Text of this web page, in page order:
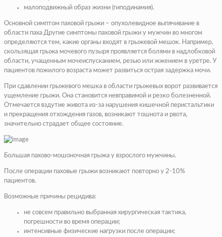
малоподвижный образ жизни (гиподинамия).
Основной симптом паховой грыжи – опухолевидное выпячивание в
области паха Другие симптомы паховой грыжи у мужчин во многом
определяются тем, какие органы входят в грыжевой мешок. Например,
скользящая грыжа мочевого пузыря проявляется болями в надлобковой
области, учащенным мочеиспусканием, резью или жжением в уретре. У
пациентов пожилого возраста может развиться острая задержка мочи.
При сдавлении грыжевого мешка в области грыжевых ворот развивается
ущемление грыжи. Она становится невправимой и резко болезненной.
Отмечается вздутие живота из-за нарушения кишечной перистальтики
и прекращения отхождения газов, возникают тошнота и рвота,
значительно страдает общее состояние.
Большая пахово-мошоночная грыжа у взрослого мужчины.
После операции паховые грыжи возникают повторно у 2-10%
пациентов.
Возможные причины рецидива:
не совсем правильно выбранная хирургическая тактика,
погрешности во время операции;
интенсивные физические нагрузки после операции;